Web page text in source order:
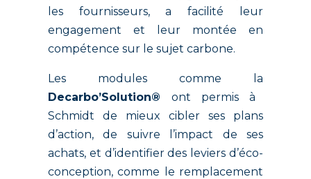
les fournisseurs, a facilité leur
engagement et leur montée en
compétence sur le sujet carbone.
Les modules comme la
Decarbo’Solution® ont permis à
Schmidt de mieux cibler ses plans
d’action, de suivre l’impact de ses
achats, et d’identifier des leviers d’éco-
conception, comme le remplacement